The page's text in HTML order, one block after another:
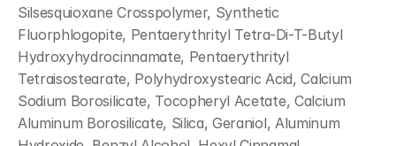
Silsesquioxane Crosspolymer, Synthetic
Fluorphlogopite, Pentaerythrityl Tetra-Di-T-Butyl
Hydroxyhydrocinnamate, Pentaerythrityl
Tetraisostearate, Polyhydroxystearic Acid, Calcium
Sodium Borosilicate, Tocopheryl Acetate, Calcium
Aluminum Borosilicate, Silica, Geraniol, Aluminum